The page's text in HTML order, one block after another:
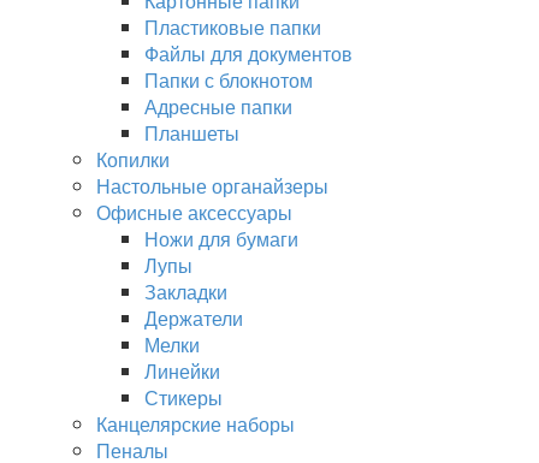
Пластиковые папки
Файлы для документов
Папки с блокнотом
Адресные папки
Планшеты
Копилки
Настольные органайзеры
Офисные аксессуары
Ножи для бумаги
Лупы
Закладки
Держатели
Мелки
Линейки
Стикеры
Канцелярские наборы
Пеналы